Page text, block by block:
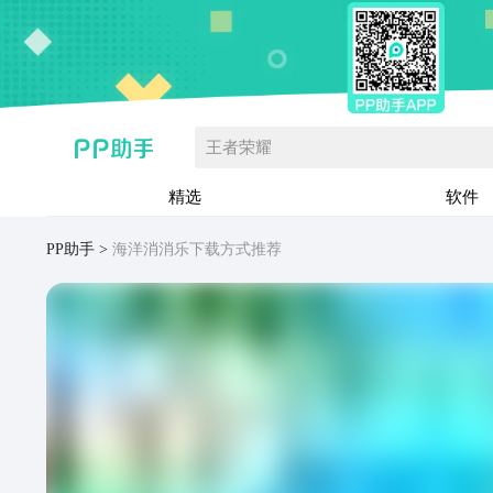
王者荣耀
精选 软件
PP助手 海洋消消乐下载方式推荐